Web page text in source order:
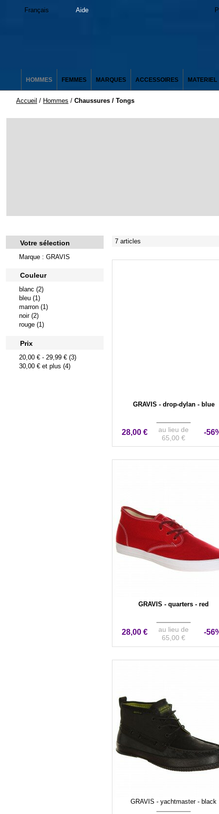
Français Aide
HOMMES FEMMES MARQUES ACCESSOIRES MATERIEL
Accueil / Hommes / Chaussures / Tongs
Votre sélection
Marque : GRAVIS
Couleur
blanc (2)
bleu (1)
marron (1)
noir (2)
rouge (1)
Prix
20,00 € - 29,99 € (3)
30,00 € et plus (4)
7 articles
GRAVIS - drop-dylan - blue
28,00 €
au lieu de
65,00 €
-
GRAVIS - quarters - red
28,00 €
au lieu de
65,00 €
-
GRAVIS - yachtmaster - black